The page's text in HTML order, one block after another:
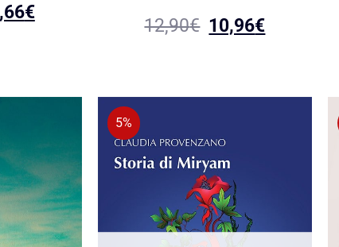
€
12,90€ 10,96€
5%